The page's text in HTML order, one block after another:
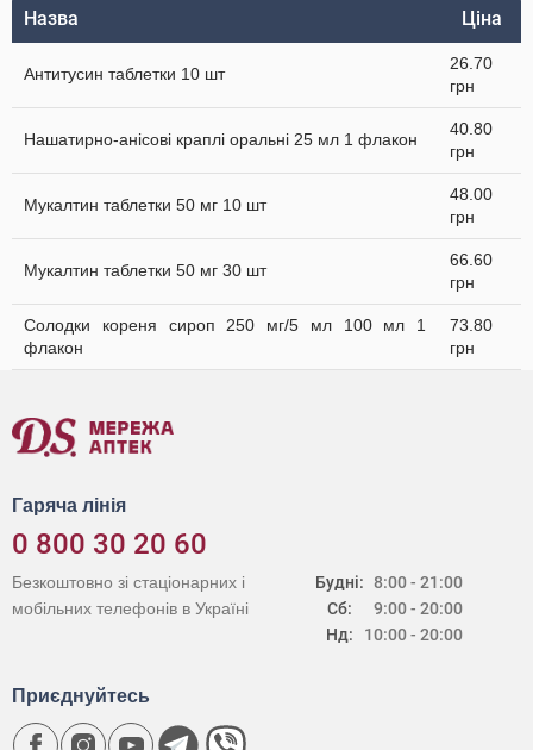
Назва Ціна
Антитусин таблетки 10 шт
26.70
грн
Нашатирно-анісові краплі оральні 25 мл 1 флакон
40.80
грн
Мукалтин таблетки 50 мг 10 шт
48.00
грн
Мукалтин таблетки 50 мг 30 шт
66.60
грн
Солодки кореня сироп 250 мг/5 мл 100 мл 1
флакон
73.80
грн
Гаряча лінія
0 800 30 20 60
Будні:
Сб:
Нд:
8:00 - 21:00
9:00 - 20:00
10:00 - 20:00
Безкоштовно зі стаціонарних і
мобільних телефонів в Україні
Приєднуйтесь